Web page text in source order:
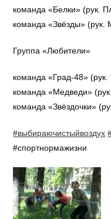
команда «Белки» (рук.
команда «Звёзды»
Группа «Любители»
команда «Град-48»
команда «Медведи»
команда «Звёздочки»
#выбираючистыйвоздух
#спортнормажизни